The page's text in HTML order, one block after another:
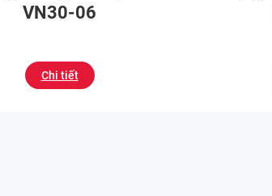
VN30-06
Chi tiết